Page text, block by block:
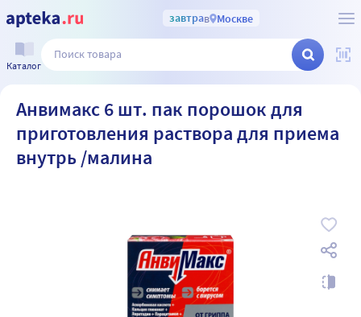
завтрав Москве
Каталог
Анвимакс 6 шт. пак порошок для
приготовления раствора для приема
внутрь /малина